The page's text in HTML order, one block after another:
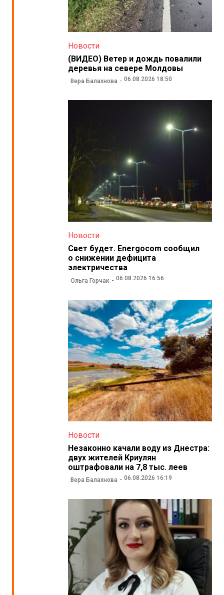
Новости
(ВИДЕО) Ветер и дождь повалили
деревья на севере Молдовы
Вера Балахнова 06.08.2026 18:50
Новости
Свет будет. Energocom сообщил
о снижении дефицита
электричества
Ольга Горчак 06.08.2026 16:56
Новости
Незаконно качали воду из Днестра:
двух жителей Криулян
оштрафовали на 7,8 тыс. леев
Вера Балахнова 06.08.2026 16:19